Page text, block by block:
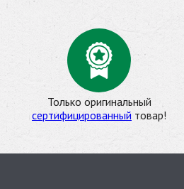
Только оригинальный
сертифицированный товар!